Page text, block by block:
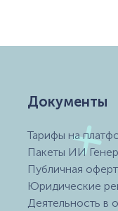
Документы
Тарифы на
Пакеты ИИ
Публичная
Юридические
Деятельность в